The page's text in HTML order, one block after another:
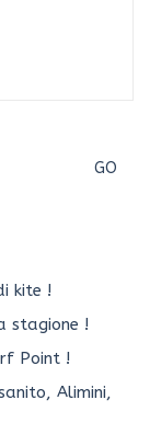
kite !
stagione !
Point !
Alimini,